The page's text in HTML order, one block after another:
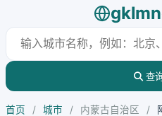
查
首页 / 城市 / 内蒙古自治区 /